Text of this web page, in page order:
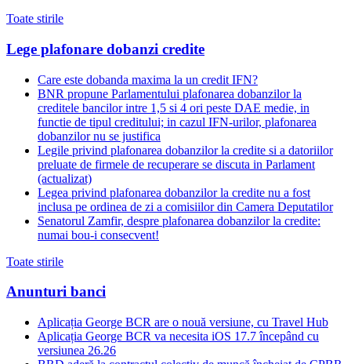
Toate stirile
Lege plafonare dobanzi credite
Care este dobanda maxima la un credit IFN?
BNR propune Parlamentului plafonarea dobanzilor la
creditele bancilor intre 1,5 si 4 ori peste DAE medie, in
functie de tipul creditului; in cazul IFN-urilor, plafonarea
dobanzilor nu se justifica
Legile privind plafonarea dobanzilor la credite si a datoriilor
preluate de firmele de recuperare se discuta in Parlament
(actualizat)
Legea privind plafonarea dobanzilor la credite nu a fost
inclusa pe ordinea de zi a comisiilor din Camera Deputatilor
Senatorul Zamfir, despre plafonarea dobanzilor la credite:
numai bou-i consecvent!
Toate stirile
Anunturi banci
Aplicația George BCR are o nouă versiune, cu Travel Hub
Aplicația George BCR va necesita iOS 17.7 începând cu
versiunea 26.26